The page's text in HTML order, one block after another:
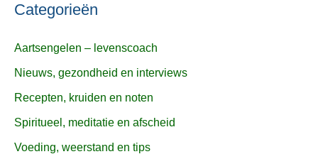
Categorieën
Aartsengelen – levenscoach
Nieuws, gezondheid en interviews
Recepten, kruiden en noten
Spiritueel, meditatie en afscheid
Voeding, weerstand en tips